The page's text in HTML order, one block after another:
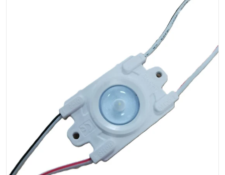
Abrir contenido